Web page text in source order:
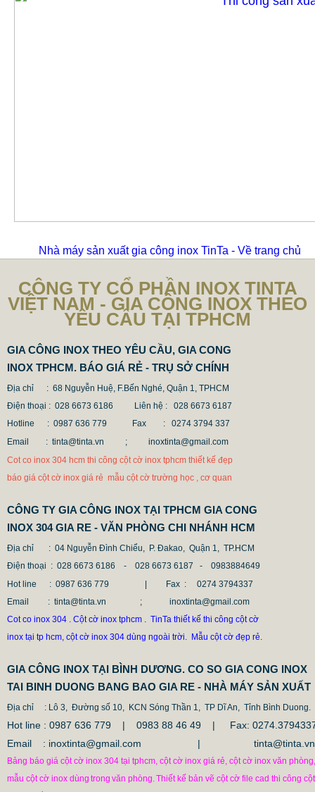
Nhà máy sản xuất gia công inox TinTa - Về trang chủ
CÔNG TY CỔ PHẦN INOX TINTA
VIỆT NAM - GIA CÔNG INOX THEO
YÊU CẦU TẠI TPHCM
GIA CÔNG INOX THEO YÊU CẦU, GIA CONG
INOX TPHCM. BÁO GIÁ RẺ - TRỤ SỞ CHÍNH
Địa chỉ : 68 Nguyễn Huệ, F.Bến Nghé, Quận 1, TPHCM
Điện thoại : 028 6673 6186
Liên hệ : 028 6673 6187
Hotline : 0987 636 779 Fax
: 0274 3794 337
Email : tinta@tinta.vn ;
inoxtinta@gmail.com
Cot co inox 304 hcm thi công cột cờ inox tphcm thiết kế đẹp
báo giá cột cờ inox giá rẻ mẫu cột cờ trường học , cơ quan
CÔNG TY GIA CÔNG INOX TẠI TPHCM GIA CONG
INOX 304 GIA RE - VĂN PHÒNG CHI NHÁNH HCM
Địa chỉ
: 04 Nguyễn Đình Chiểu, P. Đakao, Quận 1, TP.HCM
Điện thoại : 028 6673 6186 - 028 6673 6187 -
0983884649
Hot line
: 0987 636 779 | Fax :
0274 3794337
Email
: tinta@tinta.vn ; inoxtinta@gmail.com
Cot co inox 304 . Cột cờ inox tphcm . TinTa thiết kế thi công cột cờ
inox tại tp hcm, cột cờ inox 304 dùng ngoài trời. Mẫu cột cờ đẹp rẻ.
GIA CÔNG INOX TẠI BÌNH DƯƠNG. CO SO GIA CONG INOX
TAI BINH DUONG BANG BAO GIA RE - NHÀ MÁY SẢN XUẤT
Địa chỉ : Lô 3, Đường số 10, KCN Sóng Thần 1, TP Dĩ An, Tỉnh Bình Duong.
Hot line : 0987 636 779 | 0983 88 46 49 |
Fax:
Email : inoxtinta@gmail.com | tinta@tinta.vn
Bảng báo giá cột cờ inox 304 tại tphcm, cột cờ inox giá rẻ, cột cờ inox văn phòng,
mẫu cột cờ inox dùng trong văn phòng.Thiết kế bản vẽ cột cờ file cad thi công cột